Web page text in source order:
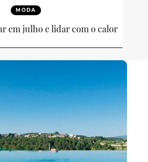
MODA
em julho e lidar com o calor